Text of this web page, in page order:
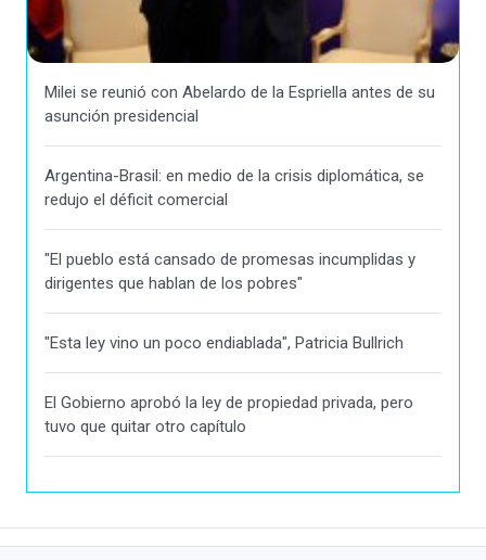
Milei se reunió con Abelardo de la Espriella antes de su
asunción presidencial
Argentina-Brasil: en medio de la crisis diplomática, se
redujo el déficit comercial
"El pueblo está cansado de promesas incumplidas y
dirigentes que hablan de los pobres"
"Esta ley vino un poco endiablada", Patricia Bullrich
El Gobierno aprobó la ley de propiedad privada, pero
tuvo que quitar otro capítulo